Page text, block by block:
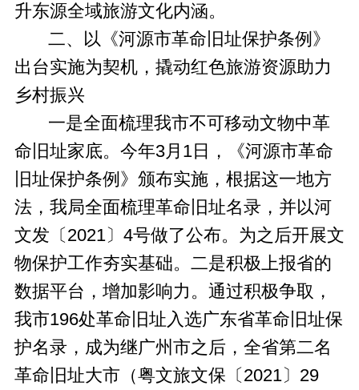
升东源全域旅游文化内涵。
二、以《河源市革命旧址保护条例》
出台实施为契机，撬动红色旅游资源助力
乡村振兴
一是全面梳理我市不可移动文物中革
命旧址家底。今年3月1日，《河源市革命
旧址保护条例》颁布实施，根据这一地方
法，我局全面梳理革命旧址名录，并以河
文发〔2021〕4号做了公布。为之后开展文
物保护工作夯实基础。二是积极上报省的
数据平台，增加影响力。通过积极争取，
我市196处革命旧址入选广东省革命旧址保
护名录，成为继广州市之后，全省第二名
革命旧址大市（粤文旅文保〔2021〕29